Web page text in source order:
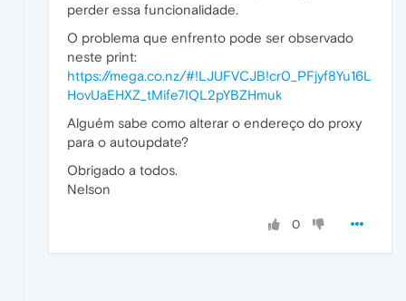
perder essa funcionalidade.
O problema que enfrento pode ser observado
neste print:
https://mega.co.nz/#!LJUFVCJB!cr0_PFjyf8Yu16L
HovUaEHXZ_tMife7IQL2pYBZHmuk
Alguém sabe como alterar o endereço do proxy
para o autoupdate?
Obrigado a todos.
Nelson
0